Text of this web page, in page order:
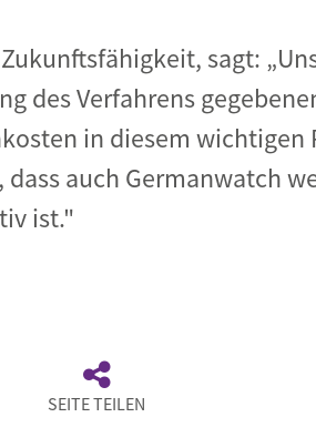
sagt:
des Verfahrens
in diesem wichtigen
auch Germanwatch
ist."
SEITE TEILEN